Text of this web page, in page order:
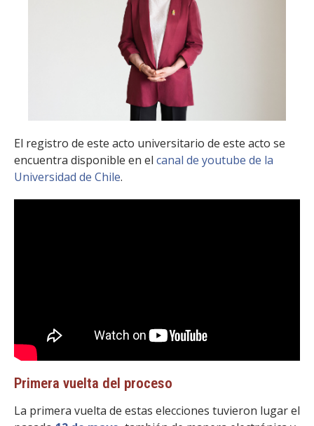
El registro de este acto universitario de este acto se
encuentra disponible en el canal de youtube de la
Universidad de Chile.
Primera vuelta del proceso
La primera vuelta de estas elecciones tuvieron lugar el